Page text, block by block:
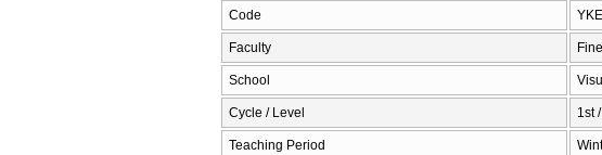
Code
Faculty
School
Cycle / Level 1st
Teaching Period